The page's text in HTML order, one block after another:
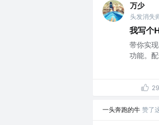
万少
头发消失
我写个
带你实
功能。
29
一头奔跑的牛 赞了